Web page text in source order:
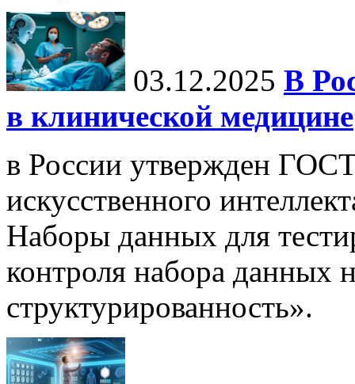
03.12.2025 В
в клинической медицине
в России утвержден
искусственного
Наборы данных для
контроля набора данных
структурированность».